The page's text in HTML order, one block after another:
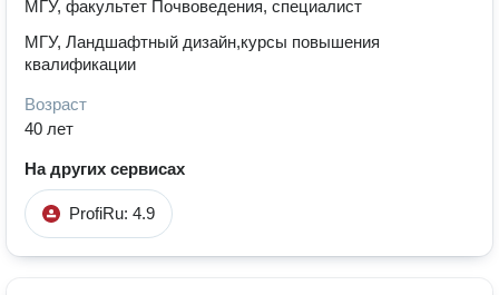
МГУ, факультет Почвоведения, специалист
МГУ, Ландшафтный дизайн,курсы повышения
квалификации
Возраст
40 лет
На других сервисах
ProfiRu: 4.9